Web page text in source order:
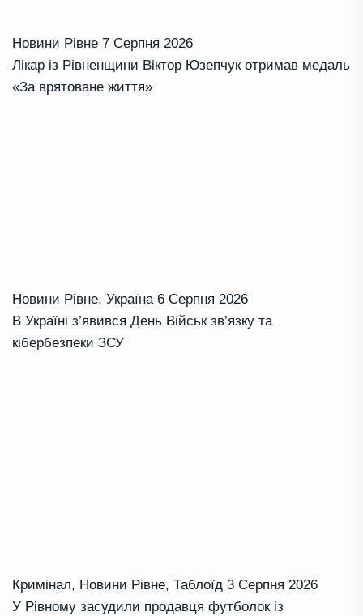
Новини Рівне 7 Серпня 2026
Лікар із Рівненщини Віктор Юзепчук отримав медаль
«За врятоване життя»
Новини Рівне, Україна 6 Серпня 2026
В Україні з’явився День Військ зв’язку та
кібербезпеки ЗСУ
Кримінал, Новини Рівне, Таблоїд 3 Серпня 2026
У Рівному засудили продавця футболок із